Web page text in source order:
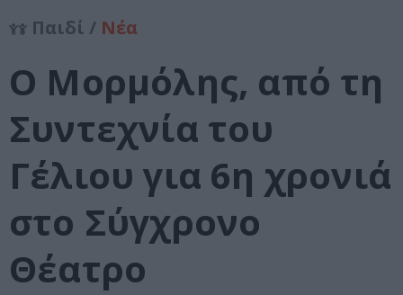
Παιδί / Νέα
Ο Μορμόλης, από τη
Συντεχνία του
Γέλιου για 6η χρονιά
στο Σύγχρονο
Θέατρο